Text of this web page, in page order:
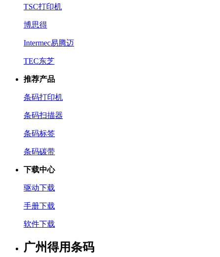
TSC打印机
博思得
Intermec易腾迈
TEC东芝
推荐产品
条码打印机
条码扫描器
条码标签
条码碳带
下载中心
驱动下载
手册下载
软件下载
广州得用条码